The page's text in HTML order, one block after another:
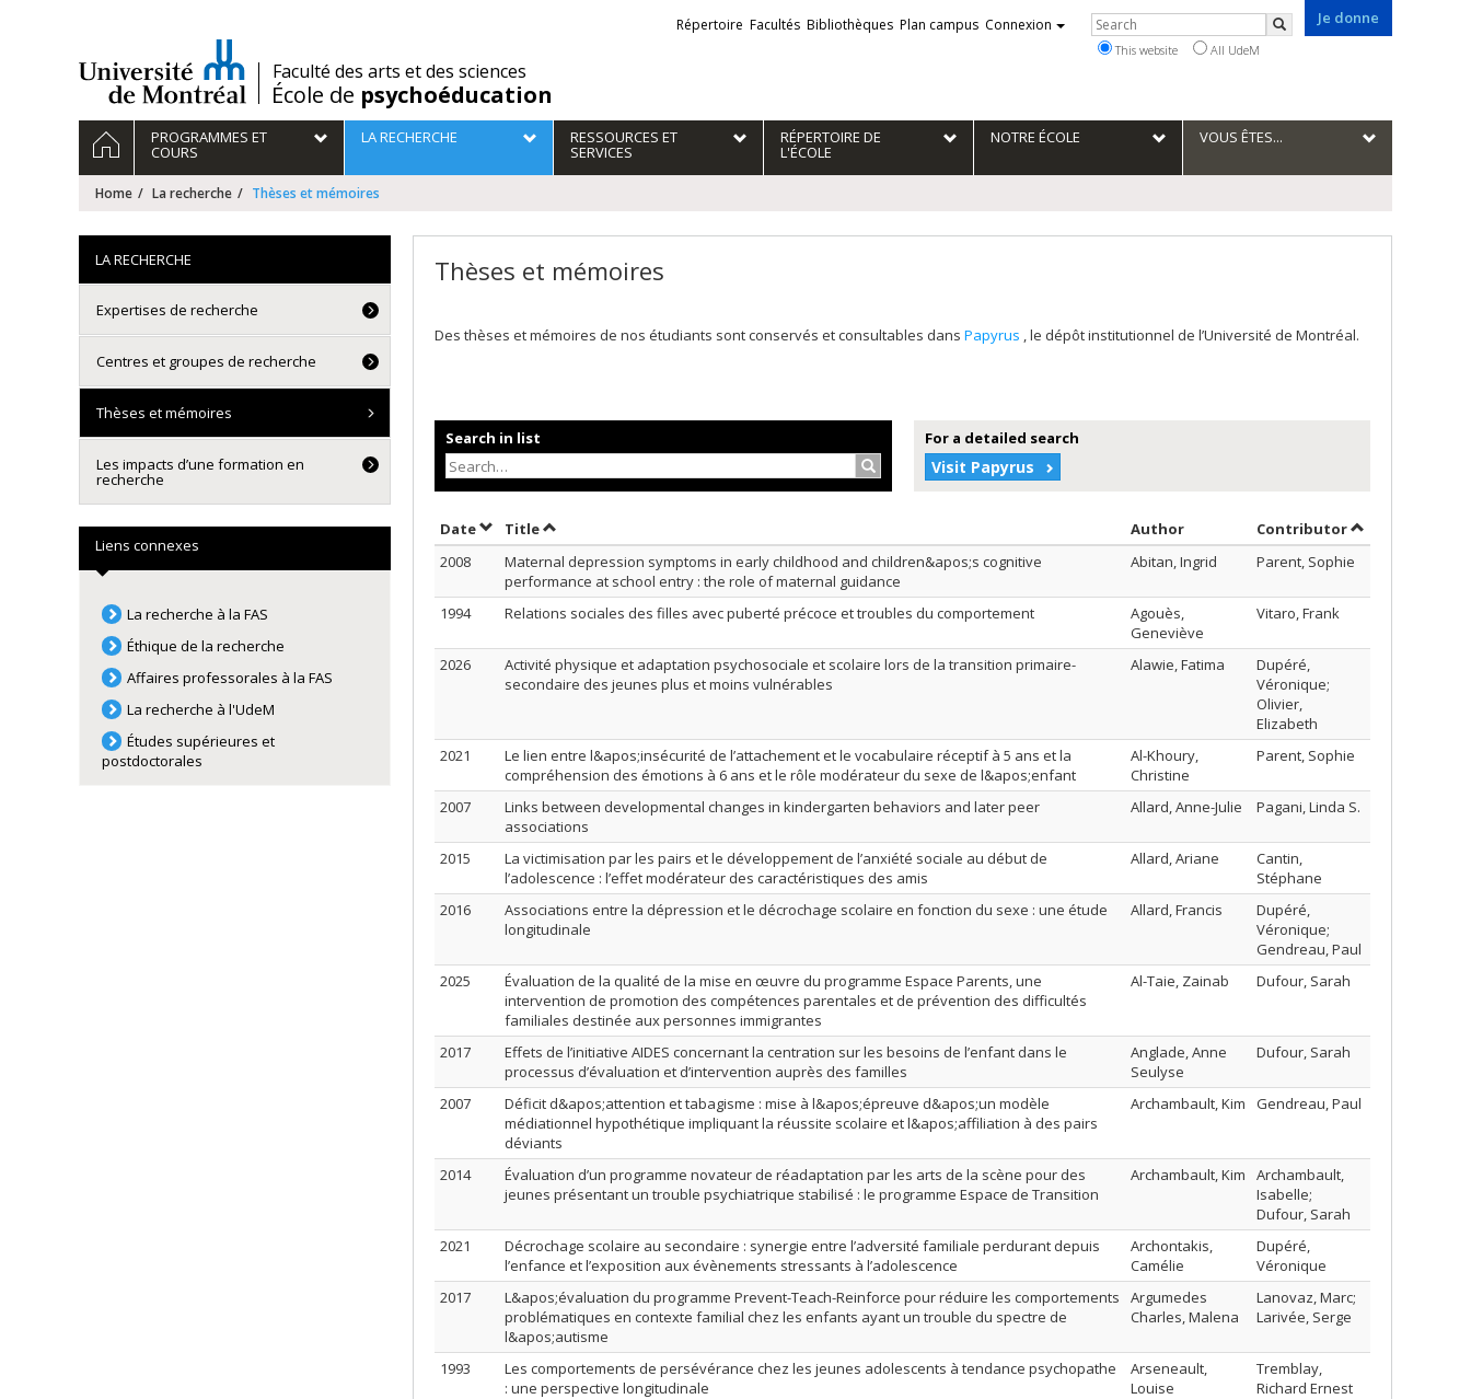
/Faculté des arts et des sciences
École de psychoéducation
Je donne
Liens
externes
Répertoire Facultés Bibliothèques Plan campus Connexion Rechercher
Search
This website All UdeM
Navigation
principale
HOMEPROGRAMMES ET
COURS
LA RECHERCHE RESSOURCES ET
SERVICES
RÉPERTOIRE DE
L'ÉCOLE
NOTRE ÉCOLE VOUS ÊTES...
Home La recherche Thèses et mémoires
Thèses et mémoires
Des thèses et mémoires de nos étudiants sont conservés et consultables dans Papyrus , le dépôt institutionnel de l’Université de Montréal.
Search in list
Search…
For a detailed search
Visit Papyrus
DateSort by date in ascending order
TitleSort by title in ascending order Author Sort by author in ascending order
Contributorby contributor
2008
Maternal depression symptoms in early childhood and children&apos;s cognitive
performance at school entry : the role of maternal guidance
Abitan, Ingrid Parent, Sophie
1994 Relations sociales des filles avec puberté précoce et troubles du comportement
Agouès,
Geneviève
Vitaro, Frank
2026
Activité physique et adaptation psychosociale et scolaire lors de la transition primaire-
secondaire des jeunes plus et moins vulnérables
Alawie, Fatima
Dupéré,
Véronique;
Olivier,
Elizabeth
2021
Le lien entre l&apos;insécurité de l’attachement et le vocabulaire réceptif à 5 ans et la
compréhension des émotions à 6 ans et le rôle modérateur du sexe de l&apos;enfant
Al-Khoury,
Christine
Parent, Sophie
2007
Links between developmental changes in kindergarten behaviors and later peer
associations
Allard, Anne-Julie Pagani, Linda S.
2015
La victimisation par les pairs et le développement de l’anxiété sociale au début de
l’adolescence : l’effet modérateur des caractéristiques des amis
Allard, Ariane
Cantin,
Stéphane
2016
Associations entre la dépression et le décrochage scolaire en fonction du sexe : une étude
longitudinale
Allard, Francis
Dupéré,
Véronique;
Gendreau, Paul
2025
Évaluation de la qualité de la mise en œuvre du programme Espace Parents, une
intervention de promotion des compétences parentales et de prévention des difficultés
familiales destinée aux personnes immigrantes
Al-Taie, Zainab Dufour, Sarah
2017
Effets de l’initiative AIDES concernant la centration sur les besoins de l’enfant dans le
processus d’évaluation et d’intervention auprès des familles
Anglade, Anne
Seulyse
Dufour, Sarah
2007
Déficit d&apos;attention et tabagisme : mise à l&apos;épreuve d&apos;un modèle
médiationnel hypothétique impliquant la réussite scolaire et l&apos;affiliation à des pairs
déviants
Archambault, Kim Gendreau, Paul
2014
Évaluation d’un programme novateur de réadaptation par les arts de la scène pour des
jeunes présentant un trouble psychiatrique stabilisé : le programme Espace de Transition
Archambault, Kim
Archambault,
Isabelle;
Dufour, Sarah
2021
Décrochage scolaire au secondaire : synergie entre l’adversité familiale perdurant depuis
l’enfance et l’exposition aux évènements stressants à l’adolescence
Archontakis,
Camélie
Dupéré,
Véronique
2017
L&apos;évaluation du programme Prevent-Teach-Reinforce pour réduire les comportements
problématiques en contexte familial chez les enfants ayant un trouble du spectre de
l&apos;autisme
Argumedes
Charles, Malena
Lanovaz, Marc;
Larivée, Serge
1993
Les comportements de persévérance chez les jeunes adolescents à tendance psychopathe
: une perspective longitudinale
Arseneault,
Louise
Tremblay,
Richard Ernest
LA RECHERCHE
Expertises de recherche
Centres et groupes de recherche
Thèses et mémoires
Les impacts d’une formation en
recherche
Liens connexes
La recherche à la FAS
Éthique de la recherche
Affaires professorales à la FAS
La recherche à l'UdeM
Études supérieures et
postdoctorales